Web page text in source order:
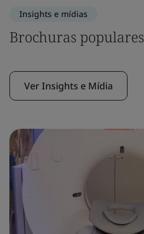
Insights e mídias
Brochuras populares
Ver Insights e Mídia